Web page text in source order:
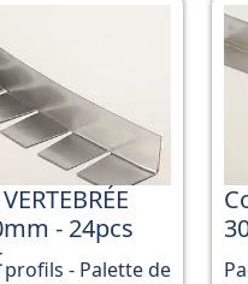
- 24pcs
profils - Palette de